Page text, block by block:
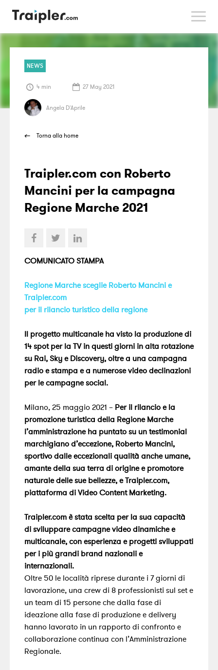
>
NEWS
4 min 27 May 2021
Angela D'Aprile
Torna alla home
Traipler.com con Roberto
Mancini per la campagna
Regione Marche 2021
COMUNICATO STAMPA
Regione Marche sceglie Roberto Mancini e
Traipler.com
per il rilancio turistico della regione
Il progetto multicanale ha visto la produzione di
14 spot per la TV in questi giorni in alta rotazione
su Rai, Sky e Discovery, oltre a una campagna
radio e stampa e a numerose video declinazioni
per le campagne social.
Milano, 25 maggio 2021 – Per il rilancio e la
promozione turistica della Regione Marche
l’amministrazione ha puntato su un testimonial
marchigiano d’eccezione, Roberto Mancini,
sportivo dalle eccezionali qualità anche umane,
amante della sua terra di origine e promotore
naturale delle sue bellezze, e Traipler.com,
piattaforma di Video Content Marketing.
Traipler.com è stata scelta per la sua capacità
di sviluppare campagne video dinamiche e
multicanale, con esperienza e progetti sviluppati
per i più grandi brand nazionali e
internazionali.
Oltre 50 le località riprese durante i 7 giorni di
lavorazione, una crew di 8 professionisti sul set e
un team di 15 persone che dalla fase di
ideazione alla fase di produzione e delivery
hanno lavorato in un rapporto di confronto e
collaborazione continua con l’Amministrazione
Regionale.